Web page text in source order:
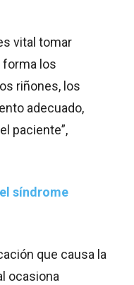
vital tomar
forma los
riñones, los
adecuado,
paciente”,
síndrome
que causa la
ocasiona